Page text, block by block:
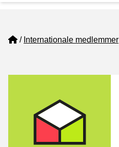
Home
Internationale medlemmer